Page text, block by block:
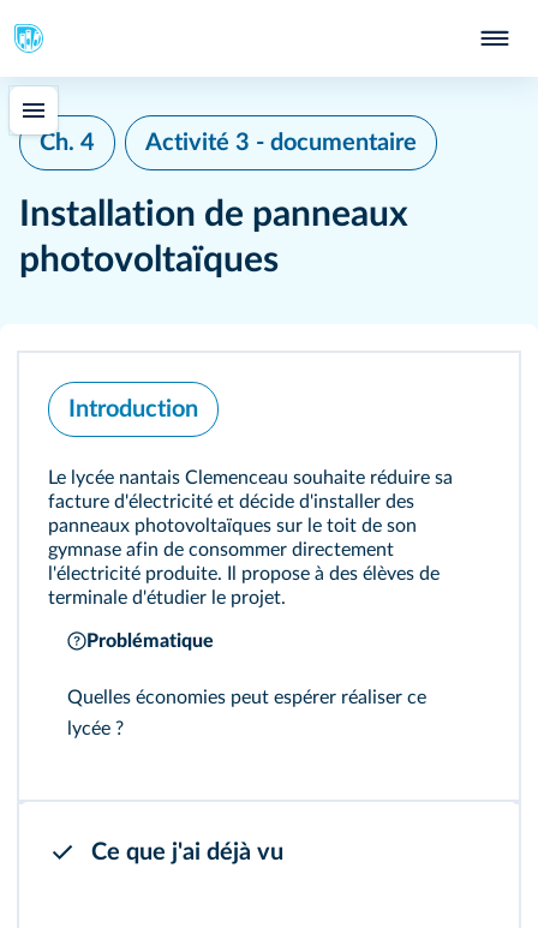
Ch. 4 Activité 3 - documentaire
Installation de panneaux
photovoltaïques
Introduction
Le lycée nantais Clemenceau souhaite réduire sa
facture d'électricité et décide d'installer des
panneaux photovoltaïques sur le toit de son
gymnase afin de consommer directement
l'électricité produite. Il propose à des élèves de
terminale d'étudier le projet.
Problématique
Quelles économies peut espérer réaliser ce
lycée ?
Ce que j'ai déjà vu